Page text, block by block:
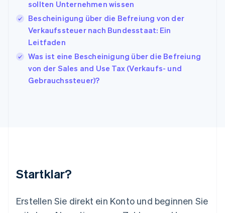
sollten Unternehmen wissen
Bescheinigung über die Befreiung von der
Verkaufssteuer nach Bundesstaat: Ein
Leitfaden
Was ist eine Bescheinigung über die Befreiung
von der Sales and Use Tax (Verkaufs- und
Gebrauchssteuer)?
Startklar?
Erstellen Sie direkt ein Konto und beginnen Sie
Italien
ItalianoEnglish
Japan
Kanada
EnglishFrançais
Kroatien
English Italiano
English简体中文
English